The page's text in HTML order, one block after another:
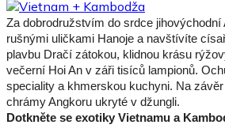
Za dobrodružstvím do srdce
rušnými uličkami Hanoje a navštívíte
plavbu Dračí zátokou, klidnou krásu
večerní Hoi An v záři tisíců lampionů.
speciality a khmerskou kuchyni. Na
chrámy Angkoru ukryté v džungli.
Dotkněte se exotiky Vietnamu a